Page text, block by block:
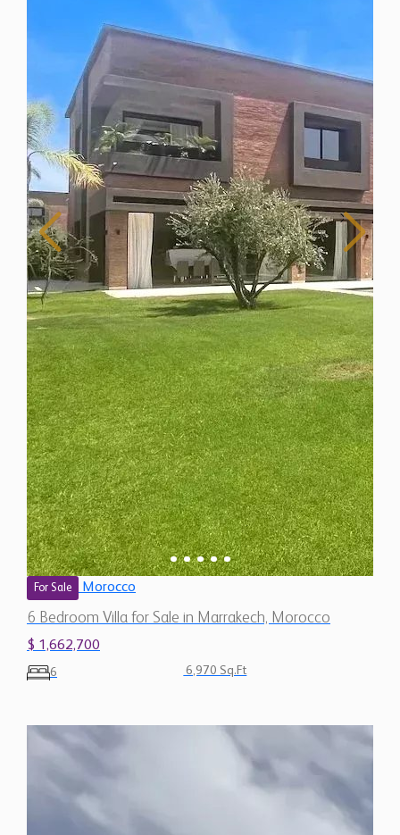
For Sale Morocco
6 Bedroom Villa for Sale in Marrakech, Morocco
$ 1,662,700
6 6,970 Sq.Ft